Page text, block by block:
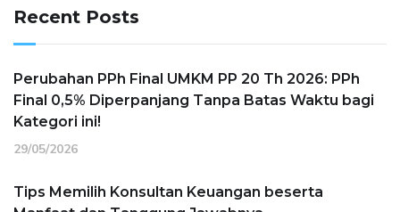
Recent Posts
Perubahan PPh Final UMKM PP 20 Th 2026: PPh
Final 0,5% Diperpanjang Tanpa Batas Waktu bagi
Kategori ini!
29/05/2026
Tips Memilih Konsultan Keuangan beserta